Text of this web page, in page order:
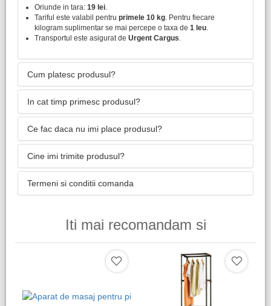
Oriunde in tara: 19 lei
Tariful este valabil pentru primele 10 kg . Pentru fiecare
kilogram suplimentar se mai percepe o taxa de 1 leu
Transportul este asigurat de Urgent Cargus
Cum platesc produsul?
In cat timp primesc produsul?
Ce fac daca nu imi place produsul?
Cine imi trimite produsul?
Termeni si conditii comanda
Iti mai recomandam si